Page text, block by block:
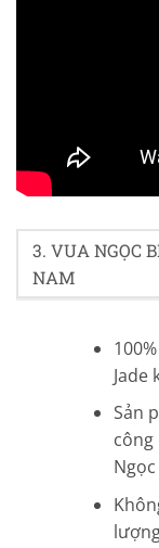
3. VUA NGỌC
NAM
Jade
Sản
công